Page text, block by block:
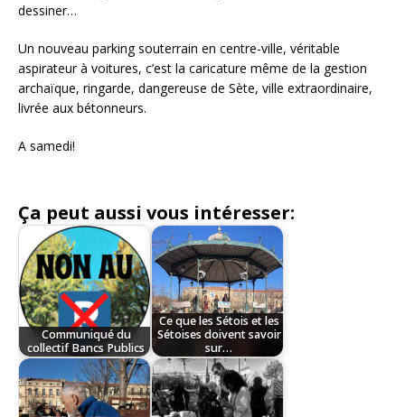
dessiner…
Un nouveau parking souterrain en centre-ville, véritable
aspirateur à voitures, c’est la caricature même de la gestion
archaïque, ringarde, dangereuse de Sète, ville extraordinaire,
livrée aux bétonneurs.
A samedi!
Ça peut aussi vous intéresser:
Communiqué du
collectif Bancs Publics
Ce que les Sétois et les
Sétoises doivent savoir
sur…